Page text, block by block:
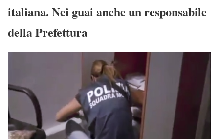
italiana. Nei guai anche un responsabile
della Prefettura